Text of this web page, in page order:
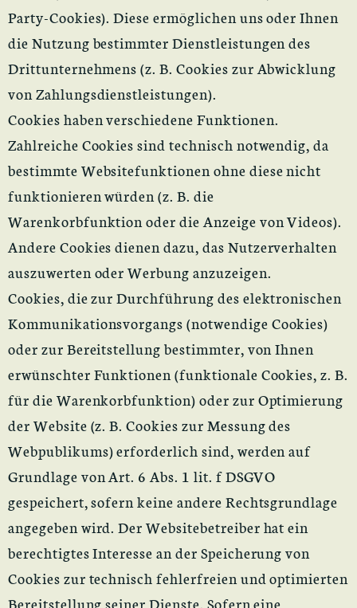
Party-Cookies). Diese ermöglichen uns oder Ihnen
die Nutzung bestimmter Dienstleistungen des
Drittunternehmens (z. B. Cookies zur Abwicklung
von Zahlungsdienstleistungen).
Cookies haben verschiedene Funktionen.
Zahlreiche Cookies sind technisch notwendig, da
bestimmte Websitefunktionen ohne diese nicht
funktionieren würden (z. B. die
Warenkorbfunktion oder die Anzeige von Videos).
Andere Cookies dienen dazu, das Nutzerverhalten
auszuwerten oder Werbung anzuzeigen.
Cookies, die zur Durchführung des elektronischen
Kommunikationsvorgangs (notwendige Cookies)
oder zur Bereitstellung bestimmter, von Ihnen
erwünschter Funktionen (funktionale Cookies, z. B.
für die Warenkorbfunktion) oder zur Optimierung
der Website (z. B. Cookies zur Messung des
Webpublikums) erforderlich sind, werden auf
Grundlage von Art. 6 Abs. 1 lit. f DSGVO
gespeichert, sofern keine andere Rechtsgrundlage
angegeben wird. Der Websitebetreiber hat ein
berechtigtes Interesse an der Speicherung von
Cookies zur technisch fehlerfreien und optimierten
Bereitstellung seiner Dienste. Sofern eine